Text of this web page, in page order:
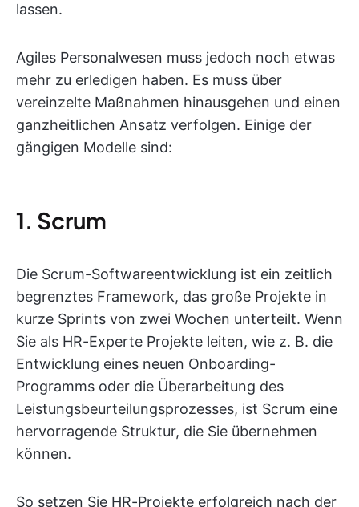
lassen.
Agiles Personalwesen muss jedoch noch etwas
mehr zu erledigen haben. Es muss über
vereinzelte Maßnahmen hinausgehen und einen
ganzheitlichen Ansatz verfolgen. Einige der
gängigen Modelle sind:
1. Scrum
Die Scrum-Softwareentwicklung ist ein zeitlich
begrenztes Framework, das große Projekte in
kurze Sprints von zwei Wochen unterteilt. Wenn
Sie als HR-Experte Projekte leiten, wie z. B. die
Entwicklung eines neuen Onboarding-
Programms oder die Überarbeitung des
Leistungsbeurteilungsprozesses, ist Scrum eine
hervorragende Struktur, die Sie übernehmen
können.
So setzen Sie HR-Projekte erfolgreich nach der